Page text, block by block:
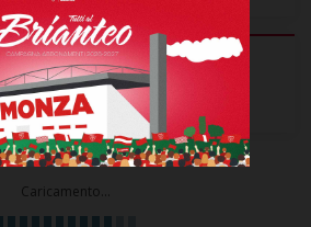
0
Caricamento...